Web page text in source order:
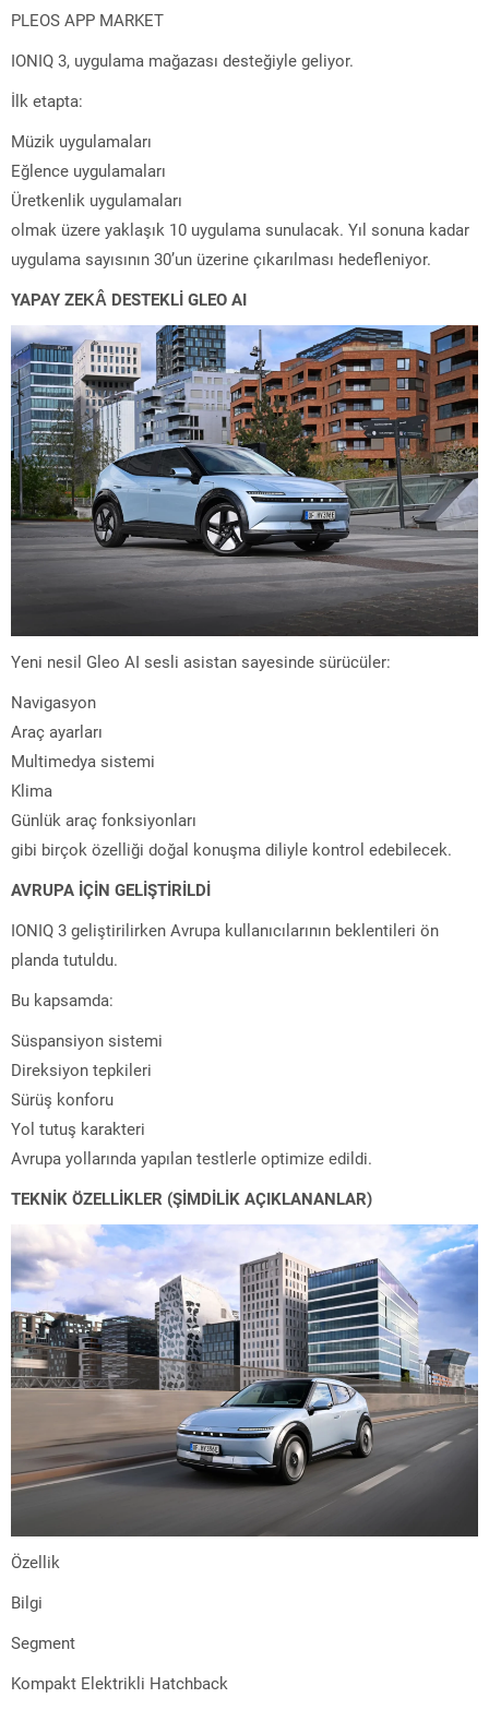
PLEOS APP MARKET
IONIQ 3, uygulama mağazası desteğiyle geliyor.
İlk etapta:
Müzik uygulamaları
Eğlence uygulamaları
Üretkenlik uygulamaları
olmak üzere yaklaşık 10 uygulama sunulacak. Yıl sonuna kadar
uygulama sayısının 30’un üzerine çıkarılması hedefleniyor.
YAPAY ZEKÂ DESTEKLİ GLEO AI
Yeni nesil Gleo AI sesli asistan sayesinde sürücüler:
Navigasyon
Araç ayarları
Multimedya sistemi
Klima
Günlük araç fonksiyonları
gibi birçok özelliği doğal konuşma diliyle kontrol edebilecek.
AVRUPA İÇİN GELİŞTİRİLDİ
IONIQ 3 geliştirilirken Avrupa kullanıcılarının beklentileri ön
planda tutuldu.
Bu kapsamda:
Süspansiyon sistemi
Direksiyon tepkileri
Sürüş konforu
Yol tutuş karakteri
Avrupa yollarında yapılan testlerle optimize edildi.
TEKNİK ÖZELLİKLER (ŞİMDİLİK AÇIKLANANLAR)
Özellik
Bilgi
Segment
Kompakt Elektrikli Hatchback